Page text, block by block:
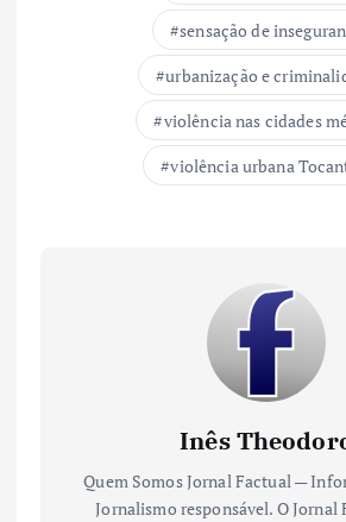
sensação de
urbanização e
violência nas cidades
violência urbana
Inês
Quem Somos Jornal Factual —
Jornalismo responsável. O Jornal